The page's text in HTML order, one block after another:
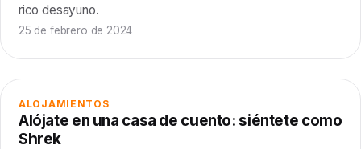
rico desayuno.
25 de febrero de 2024
ALOJAMIENTOS
Alójate en una casa de cuento: siéntete como
Shrek